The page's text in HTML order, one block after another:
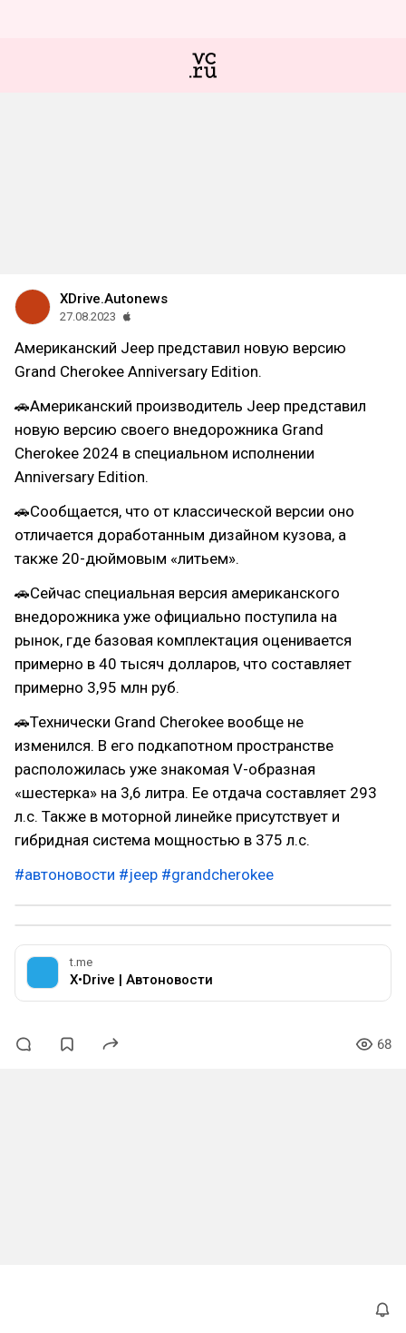
XDrive.Autonews
27.08.2023
Американский Jeep представил новую версию
Grand Cherokee Anniversary Edition.
🚗Американский производитель Jeep представил
новую версию своего внедорожника Grand
Cherokee 2024 в специальном исполнении
Anniversary Edition.
🚗Сообщается, что от классической версии оно
отличается доработанным дизайном кузова, а
также 20-дюймовым «литьем».
🚗Сейчас специальная версия американского
внедорожника уже официально поступила на
рынок, где базовая комплектация оценивается
примерно в 40 тысяч долларов, что составляет
примерно 3,95 млн руб.
🚗Технически Grand Cherokee вообще не
изменился. В его подкапотном пространстве
расположилась уже знакомая V-образная
«шестерка» на 3,6 литра. Ее отдача составляет 293
л.с. Также в моторной линейке присутствует и
гибридная система мощностью в 375 л.с.
#автоновости #jeep #grandcherokee
t.me
X•Drive | Автоновости
68